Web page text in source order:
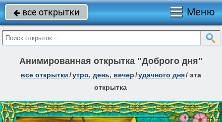
 все открытки Меню
Анимированная открытка "Доброго дня"
все открытки/утро, день, вечер/удачного дня/ эта
открытка